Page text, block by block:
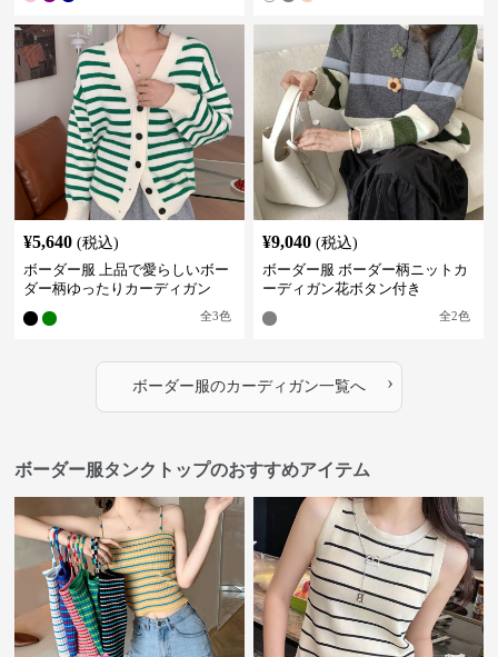
¥5,640 (税込)
ボーダー服 上品で愛らしいボー
ダー柄ゆったりカーディガン
全3色
¥9,040 (税込)
ボーダー服 ボーダー柄ニットカ
ーディガン花ボタン付き
全2色
ボーダー服のカーディガン一覧へ ›
ボーダー服タンクトップのおすすめアイテム